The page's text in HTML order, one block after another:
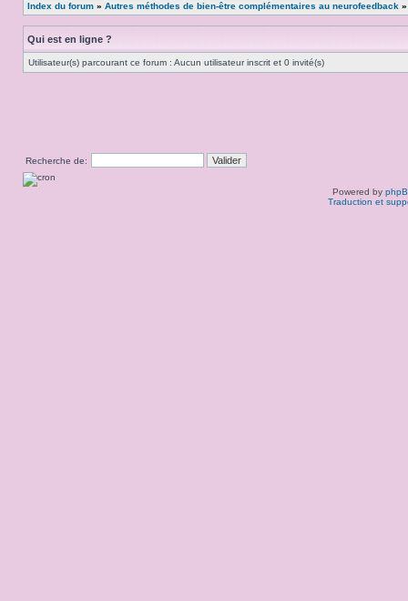
Index du forum » Autres méthodes de bien-être complémentaires au neurofeedback
Qui est en ligne ?
Utilisateur(s) parcourant ce forum : Aucun utilisateur inscrit et 0 invité(s)
Recherche de:
Powered by
Traduction et